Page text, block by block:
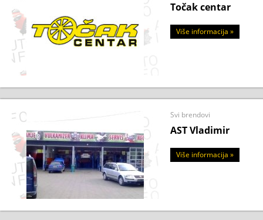
Točak centar
Više informacija »
Svi brendovi
AST Vladimir
Više informacija »